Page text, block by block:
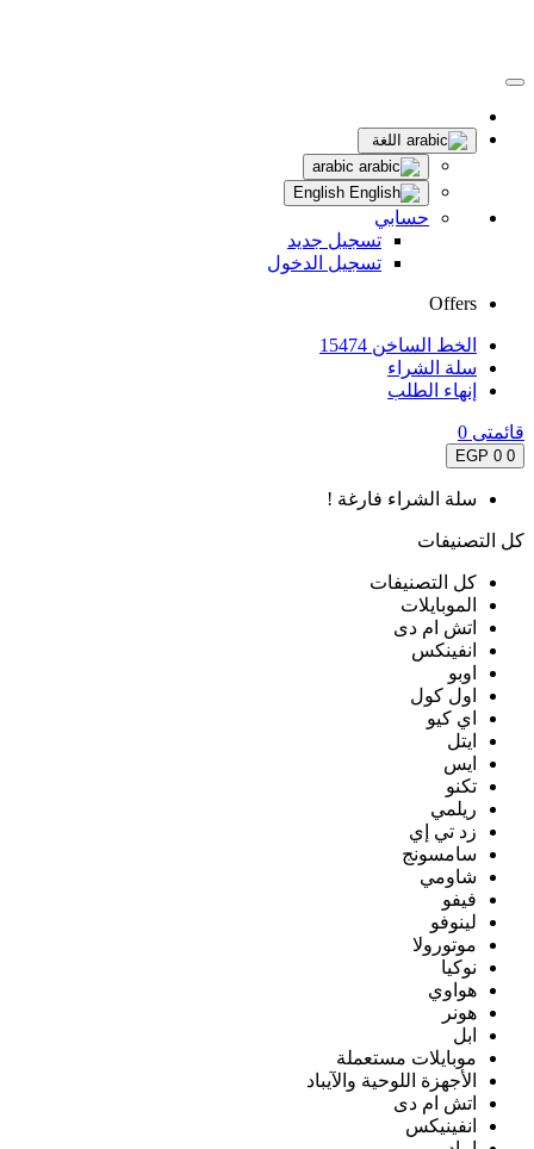
اللغة
حسابي
تسجيل جديد
تسجيل الدخول
Offers
الخط الساخن 15474
سلة الشراء
إنهاء الطلب
قائمتى 0
0
0 EGP
سلة الشراء فارغة !
كل التصنيفات
كل التصنيفات
الموبايلات
اتش ام دى
انفينكس
اوبو
اول كول
اي كيو
ايتل
ايس
تكنو
ريلمي
زد تي إي
سامسونج
شاومي
فيفو
لينوفو
موتورولا
نوكيا
هواوي
هونر
ابل
موبايلات مستعملة
الأجهزة اللوحية والآيباد
اتش ام دى
انفينيكس